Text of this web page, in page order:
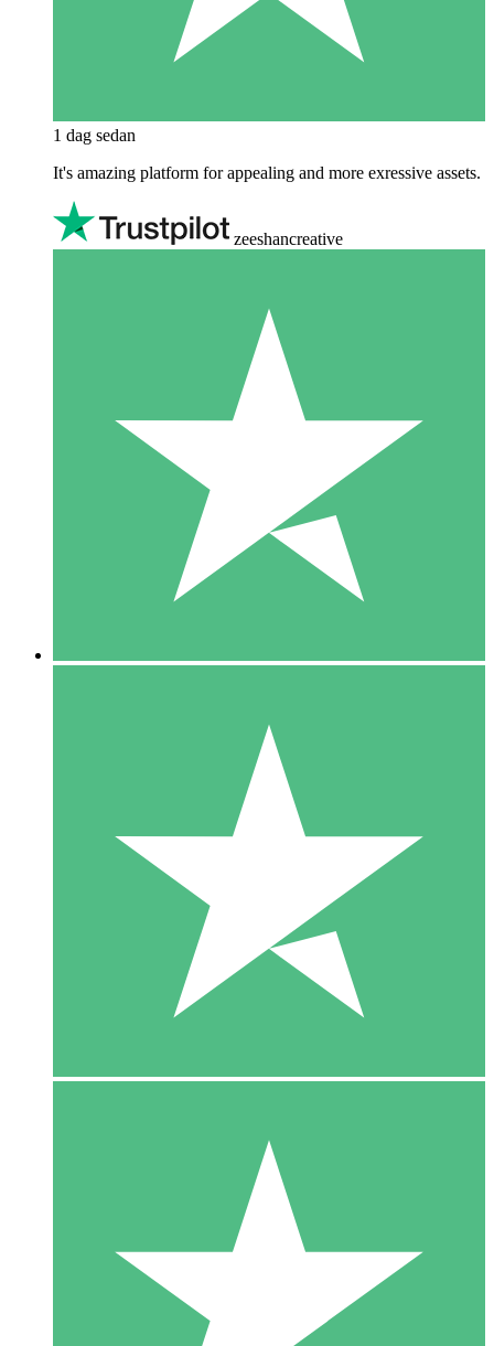
1 dag sedan
It's amazing platform for appealing and more exressive assets.
zeeshancreative